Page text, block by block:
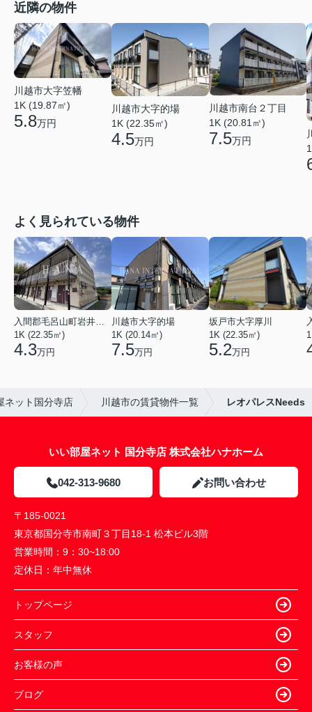
近隣の物件
川越市大字笠幡
1K (19.87㎡)
5.8万円
川越市大字的場
1K (22.35㎡)
4.5万円
川越市南台２丁目
1K (20.81㎡)
7.5万円
よく見られている物件
入間郡毛呂山町岩井西１丁目
1K (22.35㎡)
4.3万円
川越市大字的場
1K (20.14㎡)
7.5万円
坂戸市大字厚川
1K (22.35㎡)
5.2万円
ネット国分寺店 川越市の賃貸物件一覧 レオパレスNeeds
いい部屋ネット 国分寺店 株式会社ハナホーム
042-313-9680 お問い合わせ
〒185-0021
東京都国分寺市南町３丁目18-1 松本ビル3階
営業時間： 9：30~18:00
定休日： 年中無休
トップページ
スタッフ
お客様の声
ブログ